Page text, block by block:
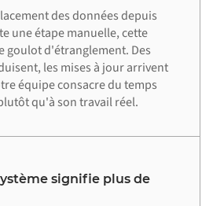
des données depuis
une étape manuelle, cette
goulot d'étranglement. Des
les mises à jour arrivent
équipe consacre du temps
qu'à son travail réel.
signifie plus de